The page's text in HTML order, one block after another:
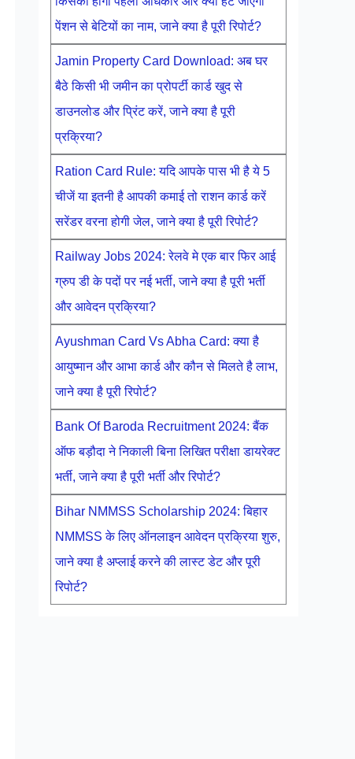
पेंशन से बेटियों का नाम, जाने क्या है पूरी रिपोर्ट?
Jamin Property Card Download: अब घर
बैठे किसी भी जमीन का प्रोपर्टी कार्ड खुद से
डाउनलोड और प्रिंट करें, जाने क्या है पूरी
प्रक्रिया?
Ration Card Rule: यदि आपके पास भी है ये 5
चीजें या इतनी है आपकी कमाई तो राशन कार्ड करें
सरेंडर वरना होगी जेल, जाने क्या है पूरी रिपोर्ट?
Railway Jobs 2024: रेलवे मे एक बार फिर आई
ग्रुप डी के पदों पर नई भर्ती, जाने क्या है पूरी भर्ती
और आवेदन प्रक्रिया?
Ayushman Card Vs Abha Card: क्या है
आयुष्मान और आभा कार्ड और कौन से मिलते है लाभ,
जाने क्या है पूरी रिपोर्ट?
Bank Of Baroda Recruitment 2024: बैंक
ऑफ बड़ौदा ने निकाली बिना लिखित परीक्षा डायरेक्ट
भर्ती, जाने क्या है पूरी भर्ती और रिपोर्ट?
Bihar NMMSS Scholarship 2024: बिहार
NMMSS के लिए ऑनलाइन आवेदन प्रक्रिया शुरु,
जाने क्या है अप्लाई करने की लास्ट डेट और पूरी
रिपोर्ट?